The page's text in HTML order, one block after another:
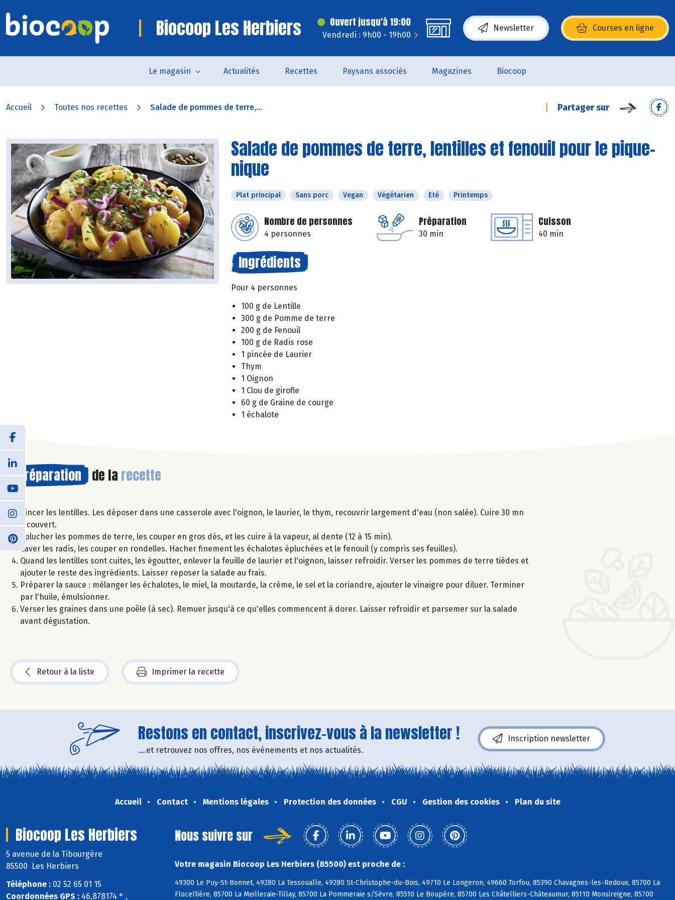
Biocoop Les Herbiers Ouvert jusqu'à 19:00
Vendredi : 9h00 - 19h00
Newsletter Courses en ligne
(s’ouvre dans une nouvelle fenêtre)
Le magasin Actualités Recettes Paysans associés Magazines Biocoop
Accueil Toutes nos recettes Salade de pommes de terre,... Partager sur
Salade de pommes de terre, lentilles et fenouil pour le pique-
nique
Plat principal Sans porc Vegan Végétarien Eté Printemps
Nombre de personnes
4 personnes
Préparation
30 min
Cuisson
40 min
Ingrédients
Pour 4 personnes
100 g de Lentille
300 g de Pomme de terre
200 g de Fenouil
100 g de Radis rose
1 pincée de Laurier
Thym
1 Oignon
1 Clou de girofle
60 g de Graine de courge
1 échalote
Préparation de la recette
Rincer les lentilles. Les déposer dans une casserole avec l'oignon, le laurier, le thym, recouvrir largement d'eau (non salée). Cuire 30 mn
à couvert.
Éplucher les pommes de terre, les couper en gros dés, et les cuire à la vapeur, al dente (12 à 15 min).
Laver les radis, les couper en rondelles. Hacher finement les échalotes épluchées et le fenouil (y compris ses feuilles).
Quand les lentilles sont cuites, les égoutter, enlever la feuille de laurier et l'oignon, laisser refroidir. Verser les pommes de terre tièdes et
ajouter le reste des ingrédients. Laisser reposer la salade au frais.
Préparer la sauce : mélanger les échalotes, le miel, la moutarde, la crème, le sel et la coriandre, ajouter le vinaigre pour diluer. Terminer
par l'huile, émulsionner.
Verser les graines dans une poêle (à sec). Remuer jusqu'à ce qu'elles commencent à dorer. Laisser refroidir et parsemer sur la salade
avant dégustation.
Retour à la liste Imprimer la recette
Restons en contact, inscrivez-vous à la newsletter !
....et retrouvez nos offres, nos événements et nos actualités.
Inscription newsletter
Accueil Contact Mentions légales Protection des données CGU Gestion des cookies Plan du site
Biocoop Les Herbiers
5 avenue de la Tibourgère
85500 Les Herbiers
Téléphone : 02 52 65 01 15
Coordonnées GPS : 46,878174 ° ,
Nous suivre sur
Votre magasin Biocoop Les Herbiers (85500) est proche de :
49300 Le Puy-St-Bonnet, 49280 La Tessoualle, 49280 St-Christophe-du-Bois, 49710 Le Longeron, 49660 Torfou, 85390 Chavagnes-les-Redoux, 85700 La
Flocellière, 85700 La Meilleraie-Tillay, 85700 La Pommeraie s/Sèvre, 85510 Le Boupère, 85700 Les Châtelliers-Châteaumur, 85110 Monsireigne, 85700